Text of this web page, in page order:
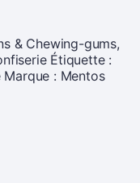
& Chewing-gums,
Étiquette :
Marque : Mentos